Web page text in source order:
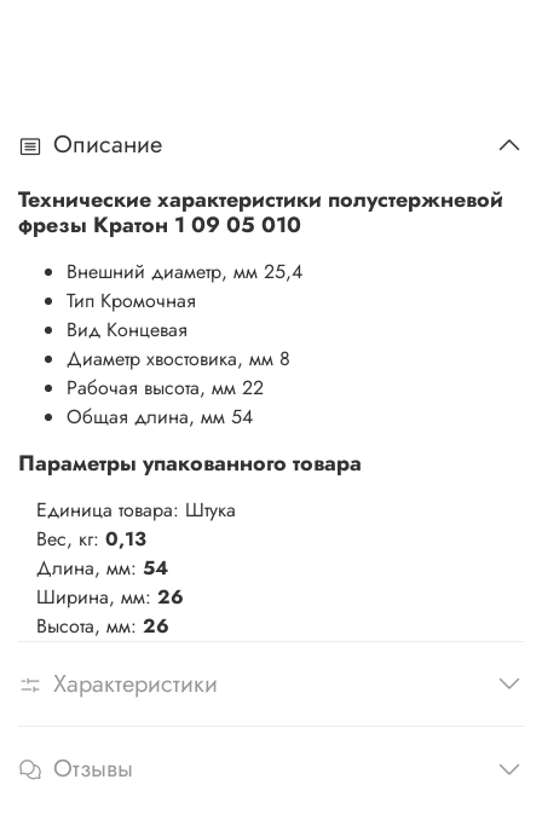
Описание
Технические характеристики полустержневой
фрезы Кратон 1 09 05 010
Внешний диаметр, мм 25,4
Тип Кромочная
Вид Концевая
Диаметр хвостовика, мм 8
Рабочая высота, мм 22
Общая длина, мм 54
Параметры упакованного товара
Единица товара: Штука
Вес, кг: 0,13
Длина, мм: 54
Ширина, мм: 26
Высота, мм: 26
Характеристики
Отзывы